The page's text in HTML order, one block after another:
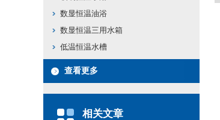
数显恒温油浴
数显恒温三用水箱
低温恒温水槽
查看更多
相关文章